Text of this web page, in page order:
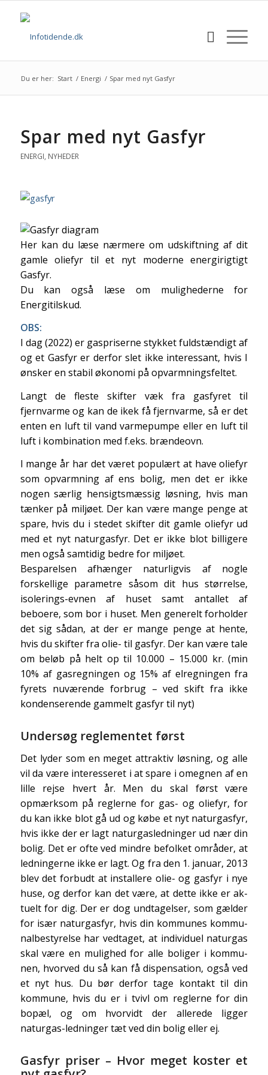
Du er her: Start / Energi / Spar med nyt Gasfyr
Spar med nyt Gasfyr
ENERGI, NYHEDER
Her kan du læse nærmere om udskiftning af dit
gamle oliefyr til et nyt moderne energirigtigt
Gasfyr.
Du kan også læse om mulighederne for
Energitilskud.
OBS:
I dag (2022) er gaspriserne stykket fuldstændigt af
og et Gasfyr er derfor slet ikke interessant, hvis I
ønsker en stabil økonomi på opvarmningsfeltet.
Langt de fleste skifter væk fra gasfyret til
fjernvarme og kan de ikek få fjernvarme, så er det
enten en luft til vand varmepumpe eller en luft til
luft i kombination med f.eks. brændeovn.
I mange år har det været populært at have oliefyr
som opvarmning af ens bolig, men det er ikke
nogen særlig hensigtsmæssig løsning, hvis man
tænker på miljøet. Der kan være mange penge at
spare, hvis du i stedet skifter dit gamle oliefyr ud
med et nyt naturgasfyr. Det er ikke blot billigere
men også samtidig bedre for miljøet.
Besparelsen afhænger naturligvis af nogle
forskellige parametre såsom dit hus størrelse,
isolerings-evnen af huset samt antallet af
beboere, som bor i huset. Men generelt forholder
det sig sådan, at der er mange penge at hente,
hvis du skifter fra olie- til gasfyr. Der kan være tale
om beløb på helt op til 10.000 – 15.000 kr. (min
10% af gasregningen og 15% af elregningen fra
fyrets nuværende forbrug – ved skift fra ikke
kondenserende gammelt gasfyr til nyt)
Undersøg reglementet først
Det lyder som en meget attraktiv løsning, og alle
vil da være interesseret i at spare i omegnen af en
lille rejse hvert år. Men du skal først være
opmærksom på reglerne for gas- og oliefyr, for
du kan ikke blot gå ud og købe et nyt naturgasfyr,
hvis ikke der er lagt naturgasledninger ud nær din
bolig. Det er ofte ved mindre befolket områder, at
ledningerne ikke er lagt. Og fra den 1. januar, 2013
blev det forbudt at installere olie- og gasfyr i nye
huse, og derfor kan det være, at dette ikke er ak-
tuelt for dig. Der er dog undtagelser, som gælder
for især naturgasfyr, hvis din kommunes kommu-
nalbestyrelse har vedtaget, at individuel naturgas
skal være en mulighed for alle boliger i kommu-
nen, hvorved du så kan få dispensation, også ved
et nyt hus. Du bør derfor tage kontakt til din
kommune, hvis du er i tvivl om reglerne for din
bopæl, og om hvorvidt der allerede ligger
naturgas-ledninger tæt ved din bolig eller ej.
Gasfyr priser – Hvor meget koster et